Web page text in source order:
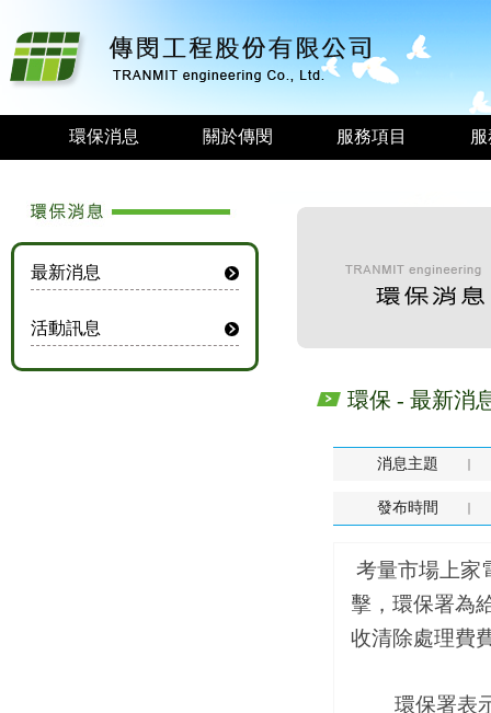
環保消息 關於傳閔 服務項目
最新消息
活動訊息
環保 - 最新消
消息主題
發布時間
考量市場上家
擊，環保署為
收清除處理費
環保署表示